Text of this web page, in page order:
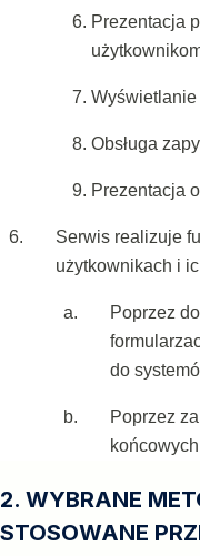
Prezentacja
Wyświetlanie
Obsługa
Prezentacja
Serwis realizuje
użytkownikach i
Poprzez
do
Poprzez
2. WYBRANE
STOSOWANE